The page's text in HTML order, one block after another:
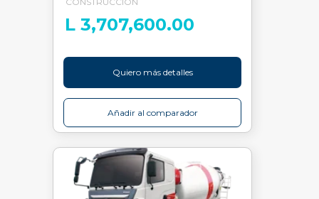
L 3,707,600.00
Quiero más detalles
Añadir al comparador